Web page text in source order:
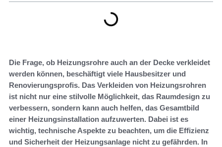
Die Frage, ob Heizungsrohre auch an der Decke verkleidet
werden können, beschäftigt viele Hausbesitzer und
Renovierungsprofis. Das Verkleiden von Heizungsrohren
ist nicht nur eine stilvolle Möglichkeit, das Raumdesign zu
verbessern, sondern kann auch helfen, das Gesamtbild
einer Heizungsinstallation aufzuwerten. Dabei ist es
wichtig, technische Aspekte zu beachten, um die Effizienz
und Sicherheit der Heizungsanlage nicht zu gefährden. In